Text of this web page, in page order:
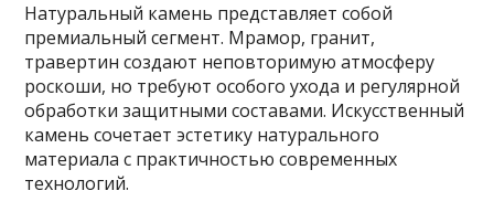
Натуральный камень представляет собой
премиальный сегмент. Мрамор, гранит,
травертин создают неповторимую атмосферу
роскоши, но требуют особого ухода и регулярной
обработки защитными составами. Искусственный
камень сочетает эстетику натурального
материала с практичностью современных
технологий.